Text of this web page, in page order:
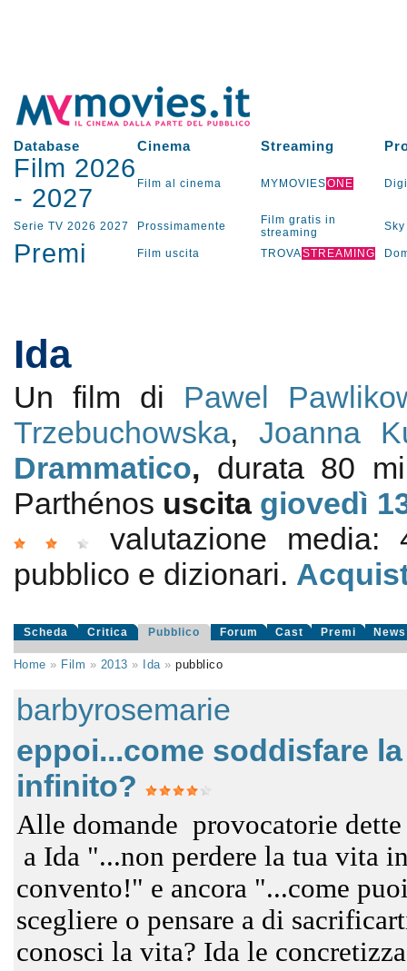
Database Cinema Streaming
Film 2026
- 2027 Film al cinema MYMOVIESONE
Serie TV 2026 2027 Prossimamente
Film gratis in
streaming
Sky
Premi Film uscita TROVASTREAMING
Ida
Un film di Pawel
Trzebuchowska, Joanna
Drammatico, durata 80
Parthénos uscita giovedì
valutazione media:
pubblico e dizionari.
Scheda Critica Pubblico Forum Cast Premi News
Home » Film » 2013 » Ida»pubblico
barbyrosemarie
eppoi...come soddisfare
infinito?
Alle domande provocatorie
a Ida "...non perdere la tua vita
convento!" e ancora "...come
scegliere o pensare a di
conosci la vita? Ida le